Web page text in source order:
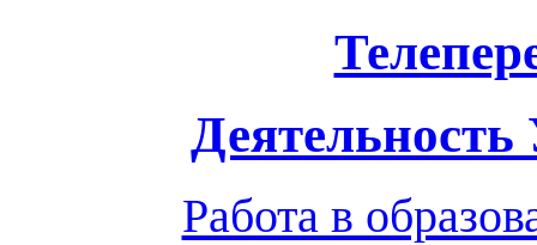
Работа в